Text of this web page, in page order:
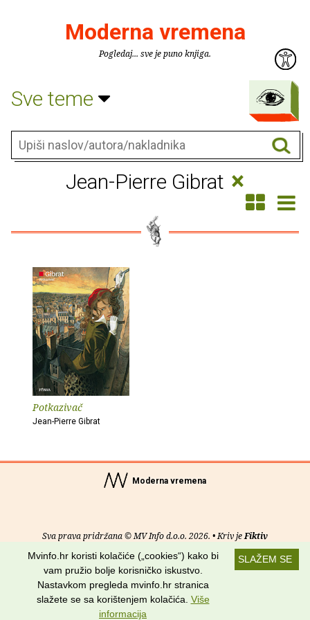
Moderna vremena
Pogledaj... sve je puno knjiga.
Sve teme
Jean-Pierre Gibrat ×
Potkazivač
Jean-Pierre Gibrat
Moderna vremena
Sva prava pridržana © MV Info d.o.o. 2026. • Kriv jeFiktiv
Uvjeti korištenja RSS kanali
Potraži nas na:
SLAŽEM SE
Mvinfo.hr koristi kolačiće („cookies“) kako bi
vam pružio bolje korisničko iskustvo.
Nastavkom pregleda mvinfo.hr stranica
slažete se sa korištenjem kolačića. Više
informacija